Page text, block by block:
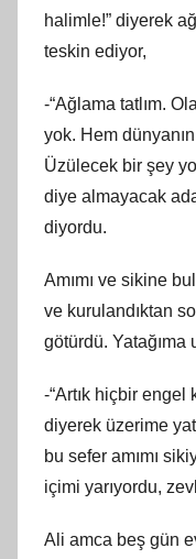
halimle!” diyerek
teskin ediyor,
-“Ağlama tatlım.
yok. Hem
Üzülecek bir şey
diye almayacak
diyordu.
Amımı ve sikine
ve kurulandıktan
götürdü. Yatağıma
-“Artık hiçbir engel
diyerek üzerime
bu sefer amımı
içimi yarıyordu,
Ali amca beş gün